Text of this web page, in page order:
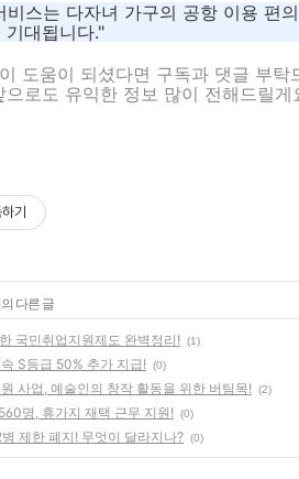
스는 다자녀 가구의 공항 이용 편
대됩니다."
도움이 되셨다면 구독과 댓글 부탁
으로도 유익한 정보 많이 전해드릴게
기
다른 글
국민취업지원제도 완벽정리! (1)
S등급 50% 추가 지급! (0)
사업, 예술인의 창작 활동을 위한 버팀목! (2)
명, 휴가지 재택 근무 지원! (0)
제한 폐지! 무엇이 달라지나? (0)